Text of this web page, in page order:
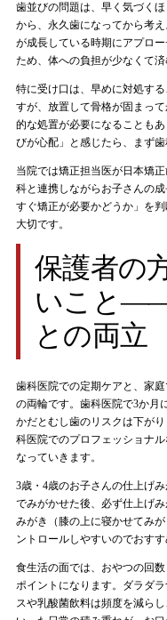
歯並びの問題は、早く気づく
から、永久歯になってから考
が成長している時期にアプロ
ため、体への負担が少なくて済
特に受け口は、早めに対処す
すが、放置して骨格が固まっ
的な処置が必要になることも
びが心配」と感じたら、まず
当院では矯正担当医が日本矯
科と連携しながらお子さんの
すぐ矯正が必要かどうか」を
大切です。
保護者の
いこと
との両立
歯科医院での定期ケアと、家
の両輪です。歯科医院で3か月
かだとむし歯のリスクは下が
科医院でのプロフェッショナ
なっていきます。
3歳・4歳のお子さんの仕上げ
でみがかせた後、必ず仕上げ
みがき（膝の上に寝かせてみ
ントロールしやすいのでおすす
食生活の面では、おやつの回
ポイントになります。ダラダ
スや乳酸菌飲料は頻度を減ら